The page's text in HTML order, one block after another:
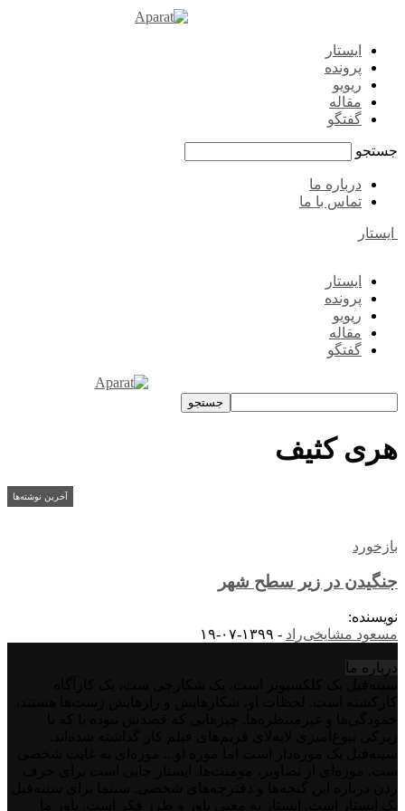
ایستار
پرونده
ریویو
مقاله
گفتگو
جستجو
درباره ما
تماس با ما
ایستار
ایستار
پرونده
ریویو
مقاله
گفتگو
هری کثیف
آخرین نوشته‌ها
بازخورد
جنگیدن در زیر سطح شهر
نویسنده:
مسعود مشایخی‌راد - ۱۳۹۹-۰۷-۱۹
درباره‌ ما